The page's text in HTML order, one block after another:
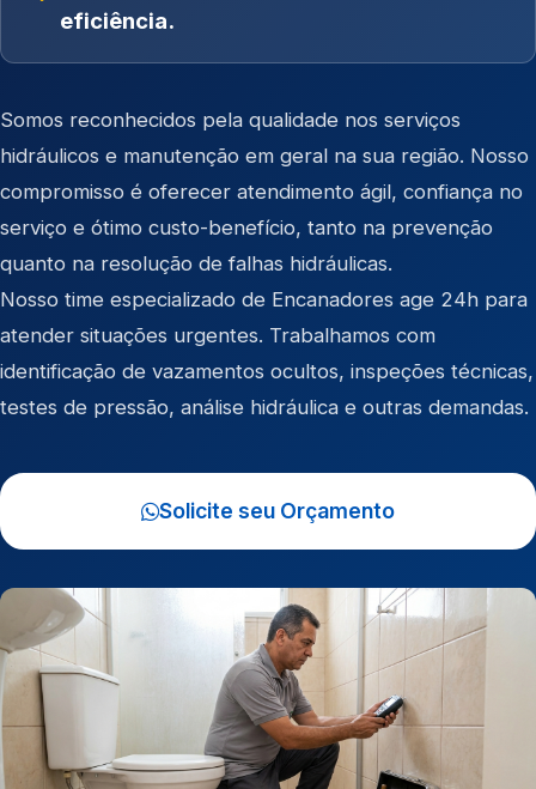
eficiência.
Somos reconhecidos pela qualidade nos serviços
hidráulicos e manutenção em geral na sua região. Nosso
compromisso é oferecer atendimento ágil, confiança no
serviço e ótimo custo-benefício, tanto na prevenção
quanto na resolução de falhas hidráulicas.
Nosso time especializado de Encanadores age 24h para
atender situações urgentes. Trabalhamos com
identificação de vazamentos ocultos, inspeções técnicas,
testes de pressão, análise hidráulica e outras demandas.
Solicite seu Orçamento